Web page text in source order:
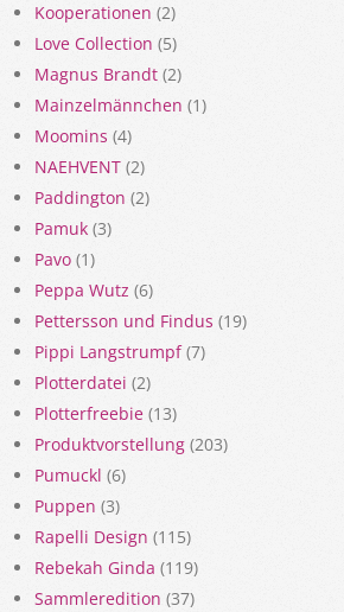
Kooperationen (2)
Love Collection (5)
Magnus Brandt (2)
Mainzelmännchen (1)
Moomins (4)
NAEHVENT (2)
Paddington (2)
Pamuk (3)
Pavo (1)
Peppa Wutz (6)
Pettersson und Findus (19)
Pippi Langstrumpf(7)
Plotterdatei (2)
Plotterfreebie (13)
Produktvorstellung (203)
Pumuckl (6)
Puppen (3)
Rapelli Design (115)
Rebekah Ginda (119)
Sammleredition (37)